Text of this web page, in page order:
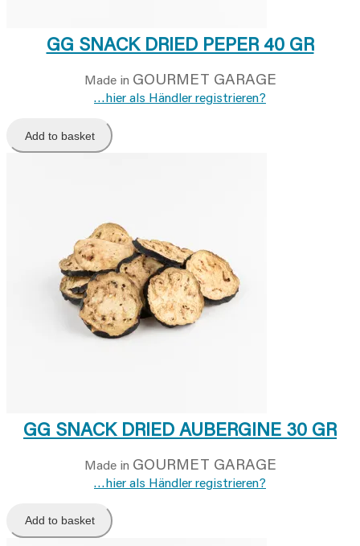
GG SNACK DRIED PEPER 40 GR
Made in GOURMET GARAGE
…hier als Händler registrieren?
Add to basket
GG SNACK DRIED AUBERGINE 30 GR
Made in GOURMET GARAGE
…hier als Händler registrieren?
Add to basket